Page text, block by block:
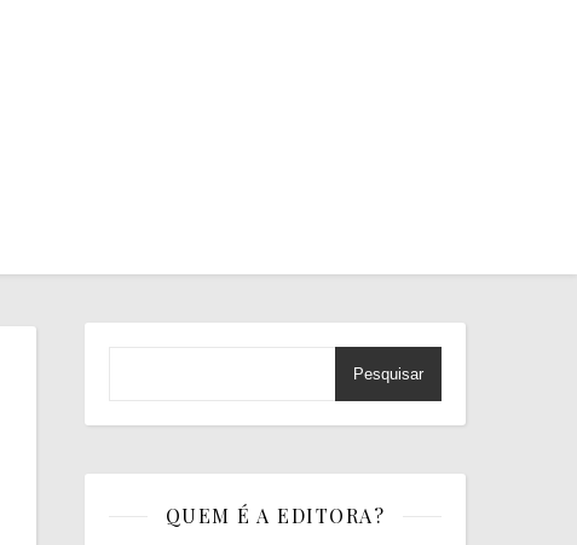
Pesquisar
QUEM É A EDITORA?